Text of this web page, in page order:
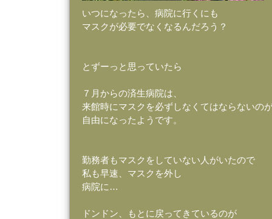
いつになったら、病院に行くにも
マスクが必要でなくなるんだろう？
とずーっと思っていたら
７月からの済生病院は、
来館時にマスクを必ずしなくてはならないの
自由になったようです。
勤務者もマスクをしていない人がいたので
私も早速、マスクを外し
病院に…
ドンドン、もとに戻ってきているのが